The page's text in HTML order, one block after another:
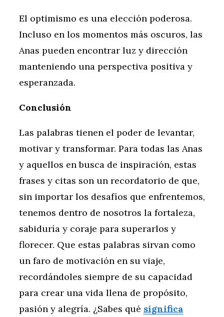
El optimismo es una elección poderosa.
Incluso en los momentos más oscuros, las
Anas pueden encontrar luz y dirección
manteniendo una perspectiva positiva y
esperanzada.
Conclusión
Las palabras tienen el poder de levantar,
motivar y transformar. Para todas las Anas
y aquellos en busca de inspiración, estas
frases y citas son un recordatorio de que,
sin importar los desafíos que enfrentemos,
tenemos dentro de nosotros la fortaleza,
sabiduría y coraje para superarlos y
florecer. Que estas palabras sirvan como
un faro de motivación en su viaje,
recordándoles siempre de su capacidad
para crear una vida llena de propósito,
pasión y alegría. ¿Sabes qué significa